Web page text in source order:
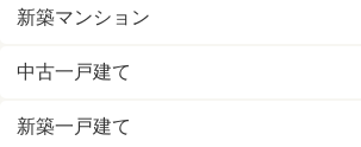
新築マンション
中古一戸建て
新築一戸建て